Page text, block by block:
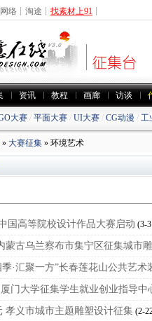
络 ┊ 淘途 ┊ 找素材上91 ┊
资讯 教程 画廊 访谈
大赛 / 平面大赛 / UI大赛 / CG动漫 / 工
» 大赛征集 » 环境艺术
国高等院校设计作品大赛启动 (3-
蒙古乌兰察布市集宁区征集城市
季·汇聚一方”长春莲花山公共艺
厦门大学征集学生就业创业指导中
孝义市城市主题雕塑设计征集 (2-